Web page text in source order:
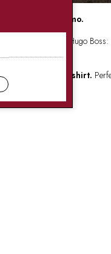
cerimonia da uomo.
prima linea di Hugo Boss:
su denim e t-shirt.